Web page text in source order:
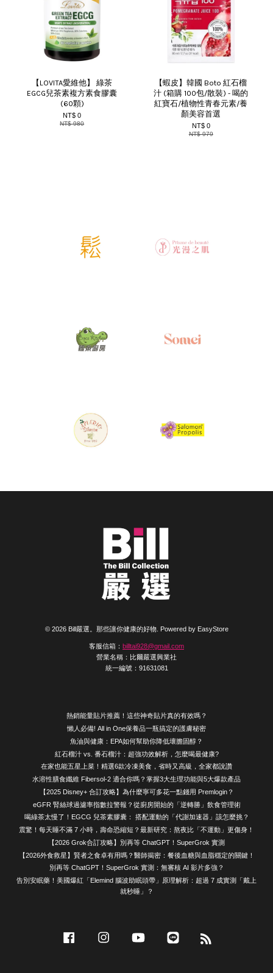
【LOVITA愛維他】 綠茶
EGCG兒茶素複方素食膠囊
(60顆)
NT$ 0
NT$ 980
【蝦皮】韓國 Boto 紅石榴
汁 (箱購 100包/散裝) - 喝的
紅寶石/植物性青春元素/養
顏美容首選
NT$ 0
NT$ 979
© 2026 Bill嚴選。那些讓你健康的好物. Powered by EasyStore
客服信箱： billtai928@gmail.com
營業名稱：比爾嚴選興業社
統一編號：91631081
熱銷能量貼片推薦！這些神奇貼片真的有效嗎？
懶人必備! All in One保養品一瓶搞定的護膚秘密
魚油與健康：EPA如何幫助你降低壞膽固醇？
紅石榴汁 vs. 番石榴汁：超強功效解析，怎麼喝最健康?
在家也能五星上菜！精選6款冷凍美食，省時又高級，全家都說讚
水溶性膳食纖維 Fibersol-2 適合你嗎？掌握3大生理功能與5大爆款產品
【2025 Disney+ 合訂攻略】為什麼寧可多花一點錢用 Premlogin？
eGFR 腎絲球過濾率指數拉警報？從廚房開始的「逆轉勝」飲食管理術
喝綠茶太慢了！EGCG 兒茶素膠囊： 搭配運動的「代謝加速器」該怎麼挑？
震驚！每天睡不滿 7 小時，壽命恐縮短？最新研究：熬夜比「不運動」更傷身！
【2026 Grok合訂攻略】別再等 ChatGPT！SuperGrok 實測
【2026外食救星】賢者之食卓有用嗎？醫師揭密：餐後血糖與血脂穩定的關鍵！
別再等 ChatGPT！SuperGrok 實測：無審核 AI 影片多強？
告別安眠藥！美國爆紅「Elemind 腦波助眠頭帶」原理解析：超過 7 成實測「戴上
就秒睡」？
Facebook Instagram YouTube